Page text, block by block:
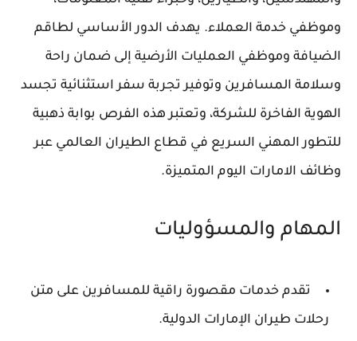
وموظفي خدمة العملاء. يهدف الدور الأساسي لطاقم
الضيافة وموظفي العمليات الأرضية إلى ضمان راحة
وسلامة المسافرين وتوفير تجربة سفر استثنائية تجسد
الهوية الفاخرة للشركة، وتعتبر هذه الفرص بوابة ذهبية
للتطور المهني السريع في قطاع الطيران العالمي عبر
وظائف الامارات اليوم المتميزة.
المهام والمسؤوليات
تقدم خدمات مقصورة راقية للمسافرين على متن
رحلات طيران الإمارات الدولية.